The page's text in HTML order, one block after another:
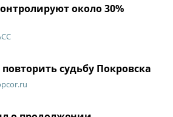
около 30%
судьбу Покровска